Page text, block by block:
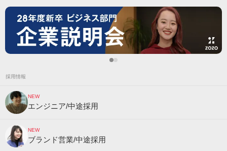
採用情報
NEW
エンジニア/中途採用
NEW
ブランド営業/中途採用